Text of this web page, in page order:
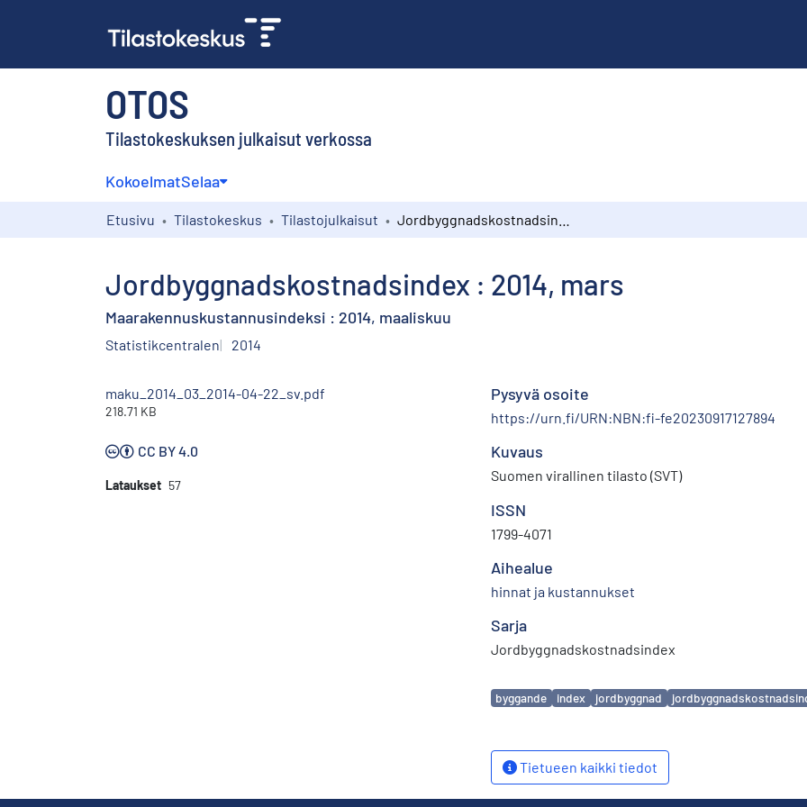
OTOS
Tilastokeskuksen julkaisut verkossa
KokoelmatSelaa
Etusivu Tilastokeskus Tilastojulkaisut
Jordbyggnadskostnadsindex : 2014, mars
Maarakennuskustannusindeksi : 2014, maaliskuu
Statistikcentralen 2014
maku_2014_03_2014-04-22_sv.pdf
218.71 KB
CC BY 4.0
Lataukset 57
Pysyvä osoite
https://urn.fi/URN:NBN:fi-fe20230917127894
Kuvaus
Suomen virallinen tilasto (SVT)
ISSN
1799-4071
Aihealue
hinnat ja kustannukset
Sarja
Jordbyggnadskostnadsindex
Avainsanat
byggande index jordbyggnad
Tietueen kaikki tiedot